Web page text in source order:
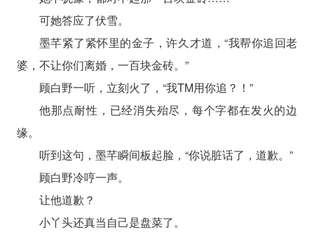
可她答应了伏雪。
墨芊紧了紧怀里的金子，许久才道，“我帮你追回老
婆，不让你们离婚，一百块金砖。”
顾白野一听，立刻火了，“我TM用你追？！”
他那点耐性，已经消失殆尽，每个字都在发火的边
缘。
听到这句，墨芊瞬间板起脸，“你说脏话了，道歉。”
顾白野冷哼一声。
让他道歉？
小丫头还真当自己是盘菜了。